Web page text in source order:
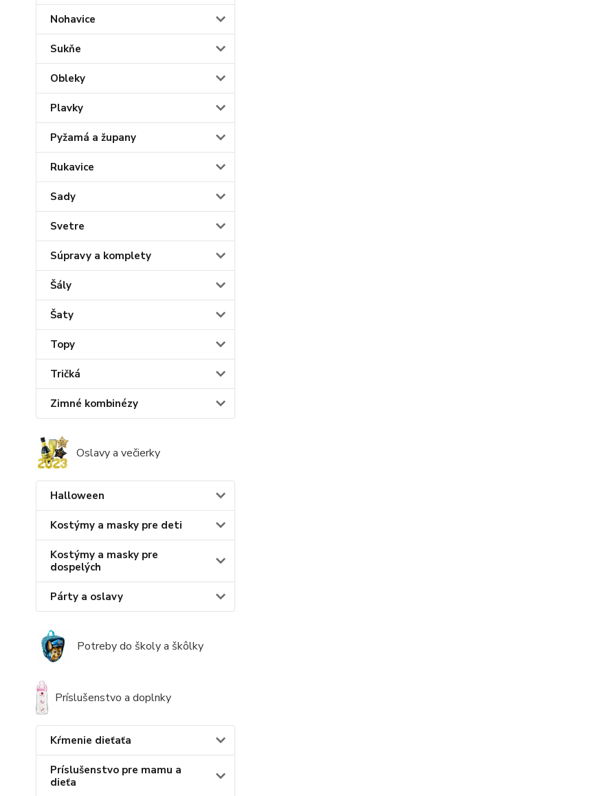
Nohavice
Sukňe
Obleky
Plavky
Pyžamá a župany
Rukavice
Sady
Svetre
Súpravy a komplety
Šály
Šaty
Topy
Tričká
Zimné kombinézy
Oslavy a večierky
Halloween
Kostýmy a masky pre deti
Kostýmy a masky pre
dospelých
Párty a oslavy
Potreby do školy a škôlky
Príslušenstvo a doplnky
Kŕmenie dieťaťa
Príslušenstvo pre mamu a
dieťa